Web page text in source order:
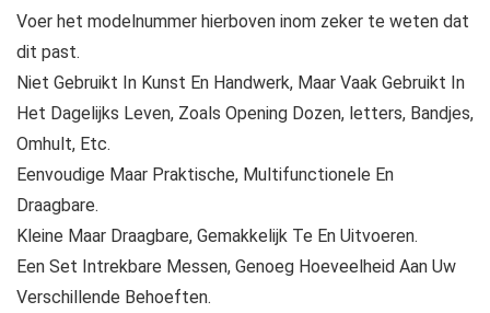
Voer het modelnummer hierboven inom zeker te weten dat
dit past.
Niet Gebruikt In Kunst En Handwerk, Maar Vaak Gebruikt In
Het Dagelijks Leven, Zoals Opening Dozen, letters, Bandjes,
Omhult, Etc.
Eenvoudige Maar Praktische, Multifunctionele En
Draagbare.
Kleine Maar Draagbare, Gemakkelijk Te En Uitvoeren.
Een Set Intrekbare Messen, Genoeg Hoeveelheid Aan Uw
Verschillende Behoeften.